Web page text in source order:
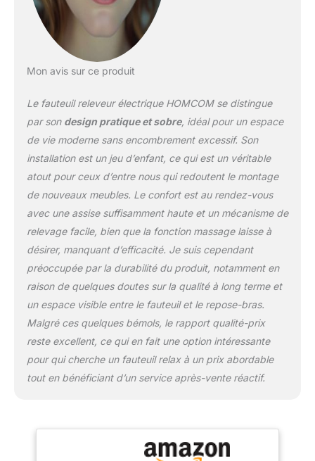
chauffage lombaire et de
4 modes de massage
inclinable permet
(jusqu'à 160°), de relever
le repose-pieds et de
profiter d'un moment de
détente GRAND
CONFORT : Le siège du
rembourré avec de la
mousse (densité
24kg/m³) et recouvert
d'un revêtement
synthétique pour un
maximum de confort
SPÉCIFICATIONS DU
FAUTEUIL ÉLECTRIQUE :
Dim. totales (droit) : 79l x
89P x 104H cm ; - Dim.
totales (relevé) : 79L x
89l x 138H cm ;- Dim.
kg - Convient à une
hauteur d'utilisateur : ≤
Mon avis sur ce produit
Le fauteuil releveur électrique HOMCOM se distingue
par son design pratique et sobre, idéal pour un espace
de vie moderne sans encombrement excessif. Son
installation est un jeu d’enfant, ce qui est un véritable
atout pour ceux d’entre nous qui redoutent le montage
de nouveaux meubles. Le confort est au rendez-vous
avec une assise suffisamment haute et un mécanisme de
relevage facile, bien que la fonction massage laisse à
désirer, manquant d’efficacité. Je suis cependant
préoccupée par la durabilité du produit, notamment en
raison de quelques doutes sur la qualité à long terme et
un espace visible entre le fauteuil et le repose-bras.
Malgré ces quelques bémols, le rapport qualité-prix
reste excellent, ce qui en fait une option intéressante
pour qui cherche un fauteuil relax à un prix abordable
tout en bénéficiant d’un service après-vente réactif.